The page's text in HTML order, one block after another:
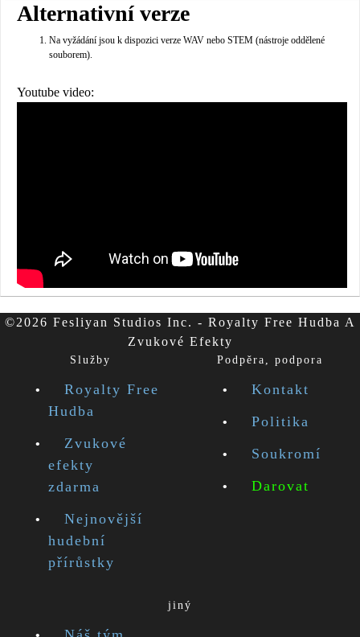
Alternativní verze
Na vyžádání jsou k dispozici verze WAV nebo STEM (nástroje oddělené
souborem).
Youtube video:
©2026 Fesliyan Studios Inc. - Royalty Free Hudba A
Zvukové Efekty
Služby
Royalty Free
Hudba
Zvukové
efekty
zdarma
Nejnovější
hudební
přírůstky
Podpěra, podpora
Kontakt
Politika
Soukromí
Darovat
jiný